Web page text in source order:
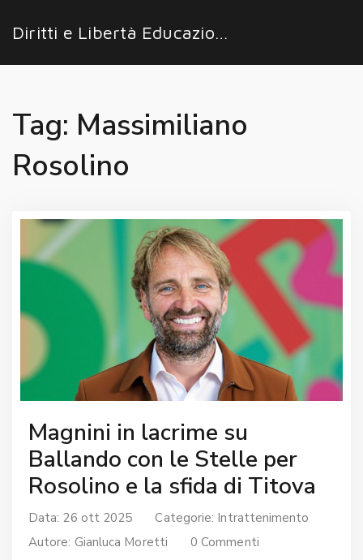
Diritti e Libertà Educazione
Tag: Massimiliano
Rosolino
Magnini in lacrime su
Ballando con le Stelle per
Rosolino e la sfida di Titova
Data: 26 ott 2025 Categorie: Intrattenimento
Autore: Gianluca Moretti 0 Commenti